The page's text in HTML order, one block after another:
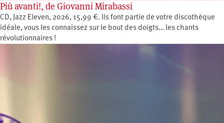
Più avanti!, de Giovanni Mirabassi
CD, Jazz Eleven, 2026, 15,99 €. Ils font partie de votre discothèque
idéale, vous les connaissez sur le bout des doigts… les chants
révolutionnaires !